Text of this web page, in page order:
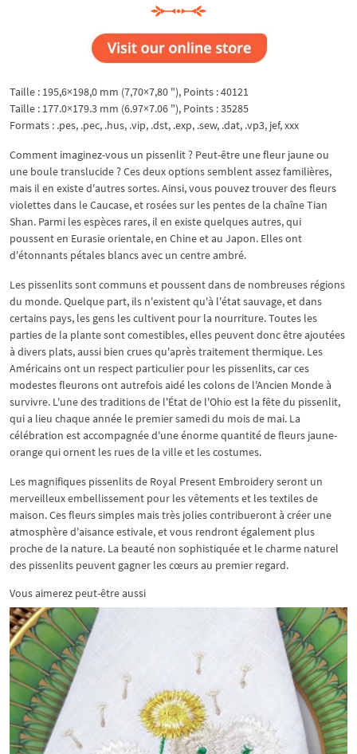
Taille : 195,6×198,0 mm (7,70×7,80 "), Points : 40121
Taille : 177.0×179.3 mm (6.97×7.06 "), Points : 35285
Formats : .pes, .pec, .hus, .vip, .dst, .exp, .sew, .dat, .vp3, jef, xxx
Comment imaginez-vous un pissenlit ? Peut-être une fleur jaune ou
une boule translucide ? Ces deux options semblent assez familières,
mais il en existe d'autres sortes. Ainsi, vous pouvez trouver des fleurs
violettes dans le Caucase, et rosées sur les pentes de la chaîne Tian
Shan. Parmi les espèces rares, il en existe quelques autres, qui
poussent en Eurasie orientale, en Chine et au Japon. Elles ont
d'étonnants pétales blancs avec un centre ambré.
Les pissenlits sont communs et poussent dans de nombreuses régions
du monde. Quelque part, ils n'existent qu'à l'état sauvage, et dans
certains pays, les gens les cultivent pour la nourriture. Toutes les
parties de la plante sont comestibles, elles peuvent donc être ajoutées
à divers plats, aussi bien crues qu'après traitement thermique. Les
Américains ont un respect particulier pour les pissenlits, car ces
modestes fleurons ont autrefois aidé les colons de l'Ancien Monde à
survivre. L'une des traditions de l'État de l'Ohio est la fête du pissenlit,
qui a lieu chaque année le premier samedi du mois de mai. La
célébration est accompagnée d'une énorme quantité de fleurs jaune-
orange qui ornent les rues de la ville et les costumes.
Les magnifiques pissenlits de Royal Present Embroidery seront un
merveilleux embellissement pour les vêtements et les textiles de
maison. Ces fleurs simples mais très jolies contribueront à créer une
atmosphère d'aisance estivale, et vous rendront également plus
proche de la nature. La beauté non sophistiquée et le charme naturel
des pissenlits peuvent gagner les cœurs au premier regard.
Vous aimerez peut-être aussi